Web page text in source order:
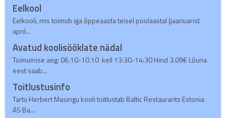
Eelkool
Eelkooli, mis toimub iga õppeaasta teisel poolaastal (jaanuarist
april...
Avatud koolisööklate nädal
Toimumise aeg: 06.10-10.10 kell 13:30-14:30 Hind 3.09€ Lõuna
eest saab...
Toitlustusinfo
Tartu Herbert Masingu kooli toitlustab Baltic Restaurants Estonia
AS Ba...